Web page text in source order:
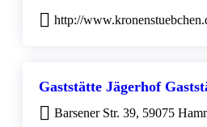
http://
Gaststätte Jägerhof
Barsener Str. 39, 59075